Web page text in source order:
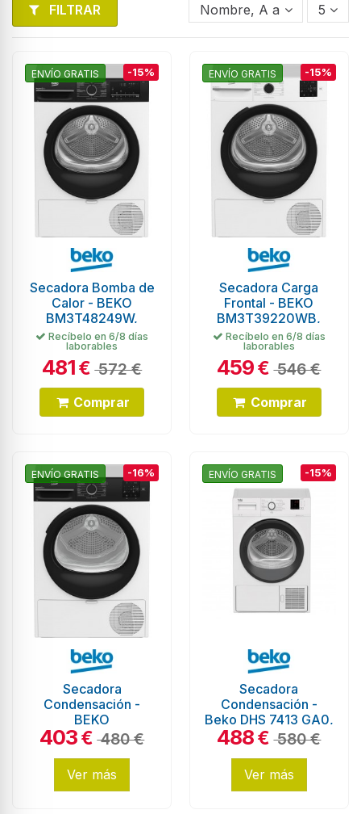
FILTRAR Nombre, A a Z 5
ENVÍO GRATIS -15%
Secadora Bomba de
Calor - BEKO
BM3T48249W,
Blanco, 8Kg,
Eficiencia A+++
Recíbelo en 6/8 días
laborables
481€ 572 €
Comprar
ENVÍO GRATIS -15%
Secadora Carga
Frontal - BEKO
BM3T39220WB,
Blanco, 9 Kg,
Eficiencia E, Bomba
de Calor
Recíbelo en 6/8 días
laborables
459€ 546 €
Comprar
ENVÍO GRATIS -16%
Secadora
Condensación -
BEKO
BM3T37230W,
Blanco 7Kg
403€ 480 €
Ver más
ENVÍO GRATIS -15%
Secadora
Condensación -
Beko DHS 7413 GA0,
7Kg, Bomba de
A++, Blanco
488€ 580 €
Ver más